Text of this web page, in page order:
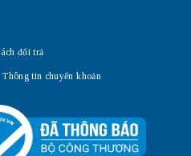
đổi trả
Thông tin chuyển khoản